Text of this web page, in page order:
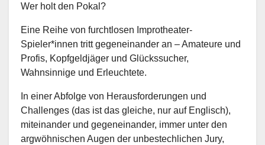
Wer holt den Pokal?
Eine Reihe von furchtlosen Improtheater-
Spieler*innen tritt gegeneinander an – Amateure und
Profis, Kopfgeldjäger und Glückssucher,
Wahnsinnige und Erleuchtete.
In einer Abfolge von Herausforderungen und
Challenges (das ist das gleiche, nur auf Englisch),
miteinander und gegeneinander, immer unter den
argwöhnischen Augen der unbestechlichen Jury,